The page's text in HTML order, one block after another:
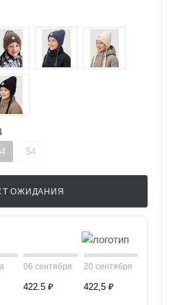
54
ОЖИДАНИЯ
06 сентября
422.5 ₽
20 сентября
422,5 ₽